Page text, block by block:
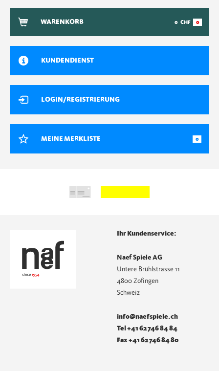
WARENKORB 0 CHF 0
KUNDENDIENST
LOGIN/REGISTRIERUNG
MEINE MERKLISTE 0
Ihr Kundenservice:
Naef Spiele AG
Untere Brühlstrasse 11
4800 Zofingen
Schweiz
info@naefspiele.ch
Tel +41 62 746 84 84
Fax +41 62 746 84 80